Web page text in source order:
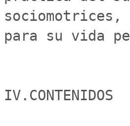
sociomotrices,
para su vida
IV.CONTENIDOS